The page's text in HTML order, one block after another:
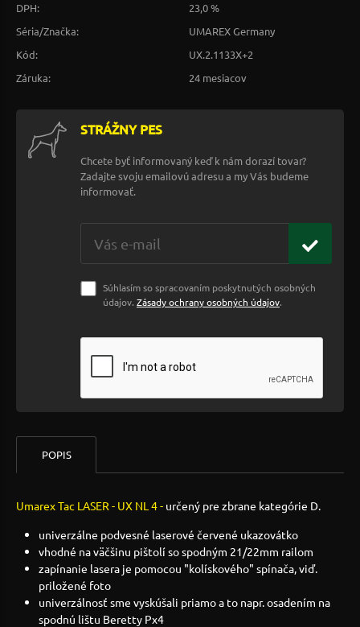
DPH:
23,0 %
Séria/Značka:
UMAREX Germany
Kód:
UX.2.1133X+2
Záruka:
24 mesiacov
STRÁŽNY PES
Chcete byť informovaný keď k nám dorazí tovar?
Zadajte svoju emailovú adresu a my Vás budeme
informovať.
Súhlasím so spracovaním poskytnutých osobných
údajov. Zásady ochrany osobných údajov.
POPIS
Umarex Tac LASER - UX NL 4 - určený pre zbrane kategórie D.
univerzálne podvesné laserové červené ukazovátko
vhodné na väčšinu pištolí so spodným 21/22mm railom
zapínanie lasera je pomocou "kolískového" spínača, viď.
priložené foto
univerzálnosť sme vyskúšali priamo a to napr. osadením na
spodnú lištu Beretty Px4